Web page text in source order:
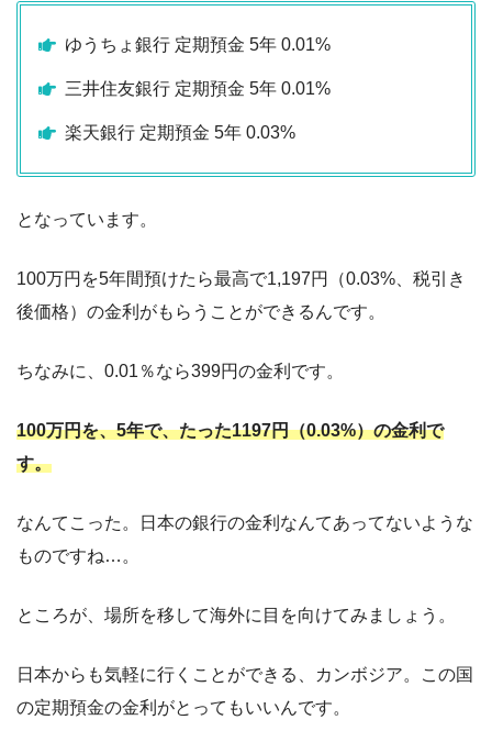
ゆうちょ銀行 定期預金 5年 0.01%
三井住友銀行 定期預金 5年 0.01%
楽天銀行 定期預金 5年 0.03%
となっています。
100万円を5年間預けたら最高で1,197円（0.03%、税引き
後価格）の金利がもらうことができるんです。
ちなみに、0.01％なら399円の金利です。
100万円を、5年で、たった1197円（0.03%）の金利で
す。
なんてこった。日本の銀行の金利なんてあってないような
ものですね…。
ところが、場所を移して海外に目を向けてみましょう。
日本からも気軽に行くことができる、カンボジア。この国
の定期預金の金利がとってもいいんです。